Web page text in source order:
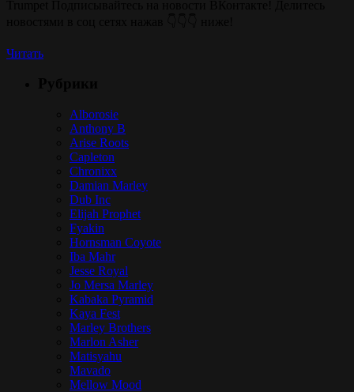
Читать
Alborosie
Anthony B
Arise Roots
Capleton
Chronixx
Damian Marley
Dub Inc
Elijah Prophet
Fyakin
Hornsman Coyote
Iba Mahr
Jesse Royal
Jo Mersa Marley
Kabaka Pyramid
Kaya Fest
Marley Brothers
Marlon Asher
Matisyahu
Mavado
Mellow Mood